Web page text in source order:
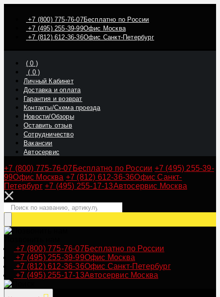
+7 (800) 775-76-07Бесплатно по России
+7 (495) 255-39-99Офис Москва
+7 (812) 612-36-36Офис Санкт-Петербург
(0 )
( 0)
Личный Кабинет
Доставка и оплата
Гарантия и возврат
Контакты/Схема проезда
Новости/Обзоры
Оставить отзыв
Сотрудничество
Вакансии
Автосервис
+7 (800) 775-76-07 Бесплатно по России +7 (495) 255-39-
99Офис Москва +7 (812) 612-36-36Офис Санкт-
Петербург +7 (495) 255-17-13Автосервис Москва
+7 (800) 775-76-07Бесплатно по России
+7 (495) 255-39-99Офис Москва
+7 (812) 612-36-36Офис Санкт-Петербург
+7 (495) 255-17-13Автосервис Москва